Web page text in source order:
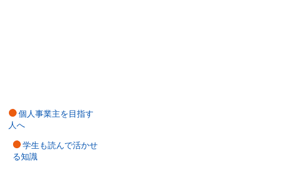
個人事業主を目指す
人へ
学生も読んで活かせ
る知識